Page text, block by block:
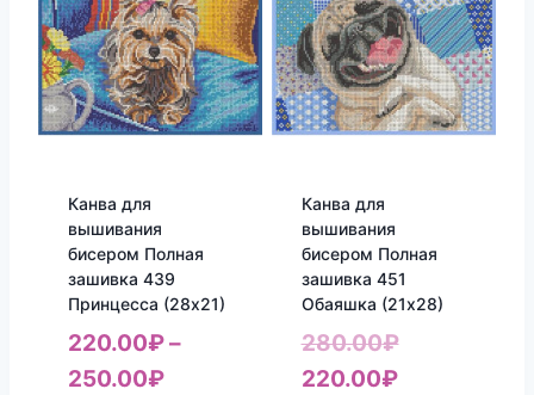
Канва для
вышивания
бисером Полная
зашивка 439
Принцесса (28х21)
220.00₽–
250.00₽
Канва для
вышивания
бисером Полная
зашивка 451
Обаяшка (21х28)
280.00₽
цена
220.00₽Текущая